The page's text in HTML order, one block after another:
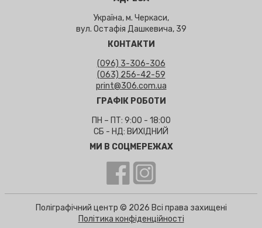
Україна, м. Черкаси,
вул. Остафія Дашкевича, 39
КОНТАКТИ
(096) 3-306-306
(063) 256-42-59
print@306.com.ua
ГРАФІК РОБОТИ
ПН – ПТ: 9:00 - 18:00
СБ - НД: ВИХІДНИЙ
МИ В СОЦМЕРЕЖАХ
Поліграфічний центр © 2026 Всі права захищені
Політика конфіденційності